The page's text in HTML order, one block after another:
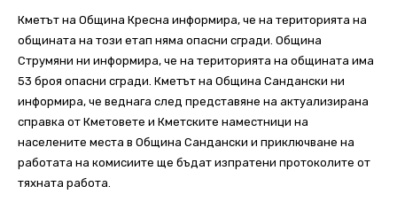
Кметът на Община Кресна информира, че на територията на
общината на този етап няма опасни сгради. Община
Струмяни ни информира, че на територията на общината има
53 броя опасни сгради. Кметът на Община Сандански ни
информира, че веднага след представяне на актуализирана
справка от Кметовете и Кметските наместници на
населените места в Община Сандански и приключване на
работата на комисиите ще бъдат изпратени протоколите от
тяхната работа.